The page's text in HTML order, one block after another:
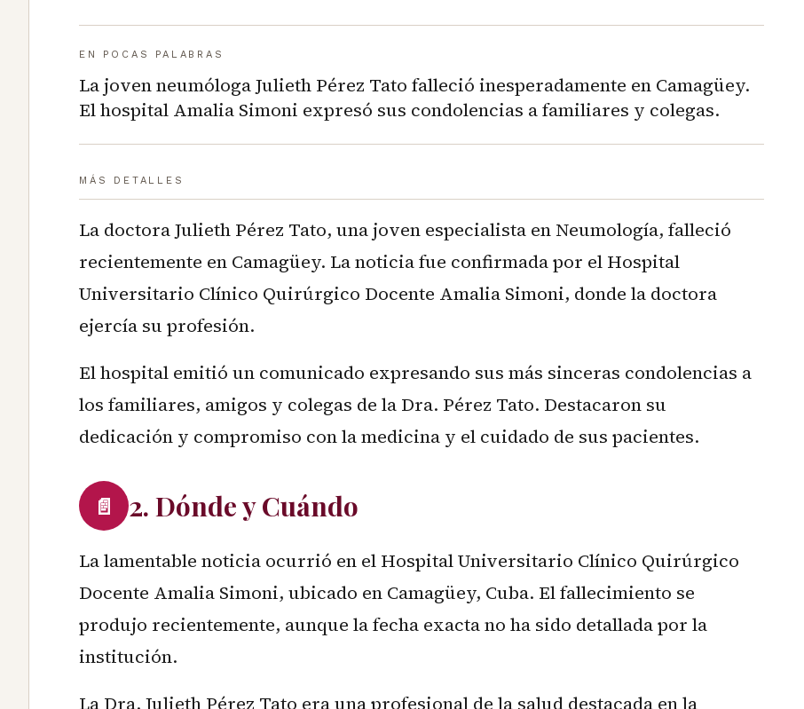
EN POCAS PALABRAS
La joven neumóloga Julieth Pérez Tato falleció inesperadamente en Camagüey.
El hospital Amalia Simoni expresó sus condolencias a familiares y colegas.
MÁS DETALLES
La doctora Julieth Pérez Tato, una joven especialista en Neumología, falleció
recientemente en Camagüey. La noticia fue confirmada por el Hospital
Universitario Clínico Quirúrgico Docente Amalia Simoni, donde la doctora
ejercía su profesión.
El hospital emitió un comunicado expresando sus más sinceras condolencias a
los familiares, amigos y colegas de la Dra. Pérez Tato. Destacaron su
dedicación y compromiso con la medicina y el cuidado de sus pacientes.
📄 2. Dónde y Cuándo
La lamentable noticia ocurrió en el Hospital Universitario Clínico Quirúrgico
Docente Amalia Simoni, ubicado en Camagüey, Cuba. El fallecimiento se
produjo recientemente, aunque la fecha exacta no ha sido detallada por la
institución.
La Dra. Julieth Pérez Tato era una profesional de la salud destacada en la